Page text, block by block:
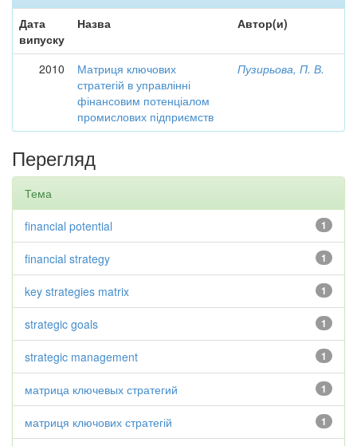
Дата
випуску
Назва Автор(и)
2010
Матриця ключових
стратегій в управлінні
фінансовим потенціалом
промислових підприємств
Пузирьова, П. В.
Перегляд
Тема
1
financial potential
1
financial strategy
1
key strategies matrix
1
strategic goals
1
strategic management
1
матрица ключевых стратегий
1
матриця ключових стратегій